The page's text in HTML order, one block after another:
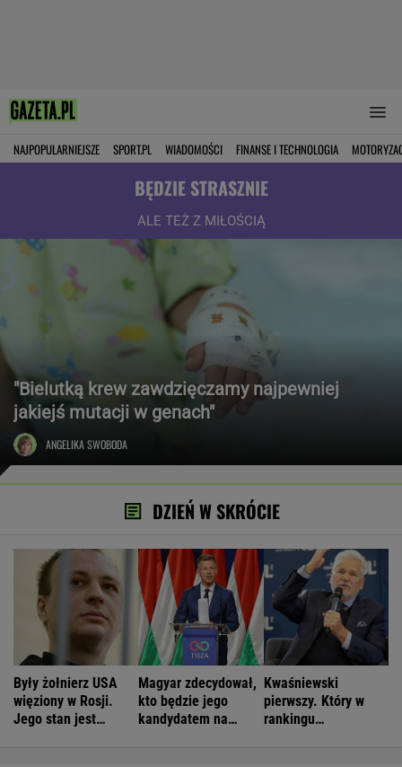
NAJPOPULARNIEJSZE SPORT.PL WIADOMOŚCI FINANSE I TECHNOLOGIA
BĘDZIE STRASZNIE
ALE TEŻ Z MIŁOŚCIĄ
"Bielutką krew zawdzięczamy najpewniej
jakiejś mutacji w genach"
ANGELIKA SWOBODA
DZIEŃ W SKRÓCIE
Były żołnierz USA
więziony w Rosji.
Jego stan jest
Magyar zdecydował,
kto będzie jego
kandydatem na
Kwaśniewski
pierwszy. Który w
rankingu